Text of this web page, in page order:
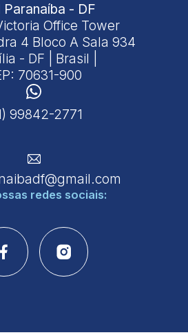
Paranaíba - DF
Office Tower
4 Bloco A Sala 934
- DF | Brasil |
70631-900
99842-2771
redes sociais: